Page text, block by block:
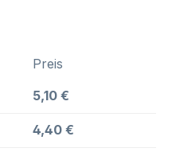
Preis
5,10 €
4,40 €